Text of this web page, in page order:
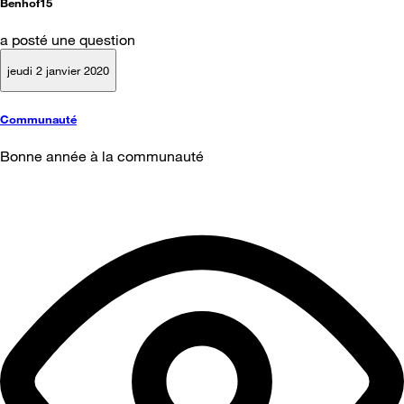
Benhof15
a posté une question
jeudi 2 janvier 2020
Communauté
Bonne année à la communauté